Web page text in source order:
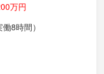
万円
8時間）